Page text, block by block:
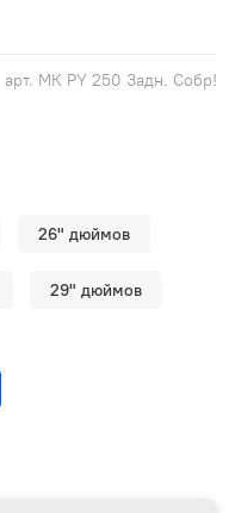
арт. МК PY 250 Задн. Собр!
26" дюймов
29" дюймов